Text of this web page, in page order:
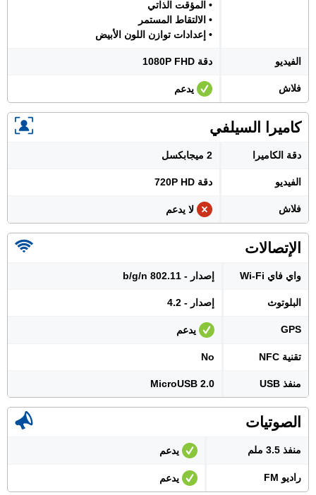
• المؤقت الذاتي
• الالتقاط المستمر
• إعدادات توازن اللون الأبيض
الفيديو دقة 1080P FHD
فلاش يدعم
كاميرا السيلفي
دقة الكاميرا 2 ميجابكسل
الفيديو دقة 720P HD
فلاش لا يدعم
الإتصالات
واي فاي Wi-Fi إصدار - 802.11 b/g/n
البلوتوث إصدار - 4.2
GPS يدعم
تقنية NFC No
منفذ USB MicroUSB 2.0
الصوتيات
منفذ 3.5 ملم يدعم
راديو FM يدعم